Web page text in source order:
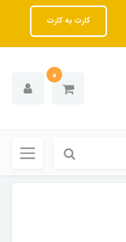
کارت به کارت
0